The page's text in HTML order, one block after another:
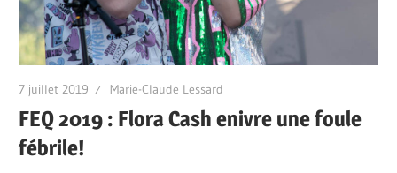
7 juillet 2019 Marie-Claude Lessard
FEQ 2019 : Flora Cash enivre une foule
fébrile!